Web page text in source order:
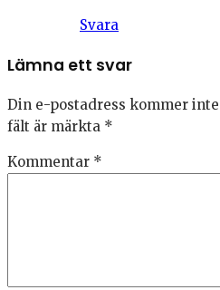
Svara
Lämna ett svar
Din e-postadress kommer
fält är märkta *
Kommentar *